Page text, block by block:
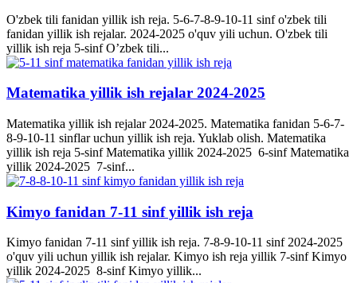
O'zbek tili fanidan yillik ish reja. 5-6-7-8-9-10-11 sinf o'zbek tili
fanidan yillik ish rejalar. 2024-2025 o'quv yili uchun. O'zbek tili
yillik ish reja 5-sinf O’zbek tili...
Matematika yillik ish rejalar 2024-2025
Matematika yillik ish rejalar 2024-2025. Matematika fanidan 5-6-7-
8-9-10-11 sinflar uchun yillik ish reja. Yuklab olish. Matematika
yillik ish reja 5-sinf Matematika yillik 2024-2025 6-sinf Matematika
yillik 2024-2025 7-sinf...
Kimyo fanidan 7-11 sinf yillik ish reja
Kimyo fanidan 7-11 sinf yillik ish reja. 7-8-9-10-11 sinf 2024-2025
o'quv yili uchun yillik ish rejalar. Kimyo ish reja yillik 7-sinf Kimyo
yillik 2024-2025 8-sinf Kimyo yillik...